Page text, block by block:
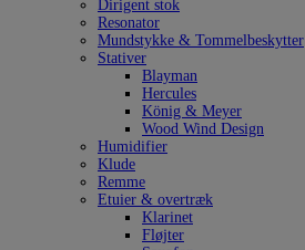
Dirigent stok
Resonator
Mundstykke & Tommelbeskytter
Stativer
Blayman
Hercules
König & Meyer
Wood Wind Design
Humidifier
Klude
Remme
Etuier & overtræk
Klarinet
Fløjter